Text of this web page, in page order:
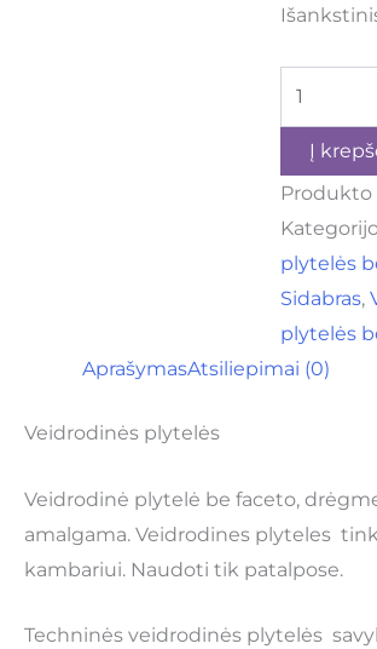
Į
Produkto
plytelės
Sidabras,
plytelės
AprašymasAtsiliepimai (0)
Veidrodinės plytelės
Veidrodinė plytelė be faceto,
amalgama. Veidrodines plyteles
kambariui. Naudoti tik patalpose.
Techninės veidrodinės plytelės